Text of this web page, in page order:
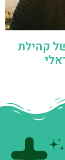
קהילת